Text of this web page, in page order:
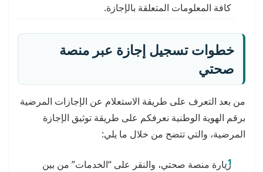
كافة المعلومات المتعلقة بالإجازة.
خطوات تسجيل إجازة عبر منصة
صحتي
من بعد التعرف على طريقة الاستعلام عن الإجازات المرضية
برقم الهوية الوطنية نعرفكم على طريقة توثيق الإجازة
المرضية، والتي تتضح من خلال ما يلي:
زيارة منصة صحتي، والنقر على “الخدمات” من بين